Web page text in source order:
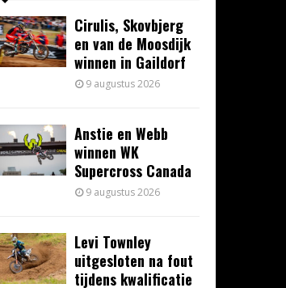
Cirulis, Skovbjerg
en van de Moosdijk
winnen in Gaildorf
9 augustus 2026
Anstie en Webb
winnen WK
Supercross Canada
9 augustus 2026
Levi Townley
uitgesloten na fout
tijdens kwalificatie